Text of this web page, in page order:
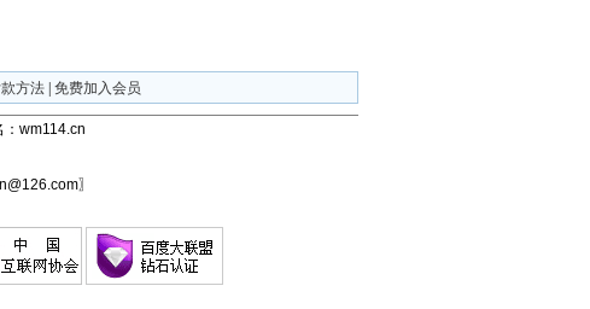
方法 免费加入会员
：wm114.cn
〗